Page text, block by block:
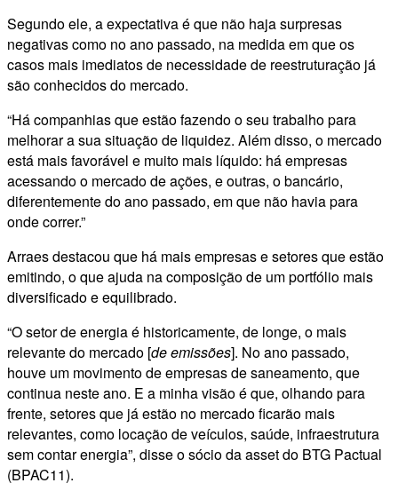
Segundo ele, a expectativa é que não haja surpresas
negativas como no ano passado, na medida em que os
casos mais imediatos de necessidade de reestruturação já
são conhecidos do mercado.
“Há companhias que estão fazendo o seu trabalho para
melhorar a sua situação de liquidez. Além disso, o mercado
está mais favorável e muito mais líquido: há empresas
acessando o mercado de ações, e outras, o bancário,
diferentemente do ano passado, em que não havia para
onde correr.”
Arraes destacou que há mais empresas e setores que estão
emitindo, o que ajuda na composição de um portfólio mais
diversificado e equilibrado.
“O setor de energia é historicamente, de longe, o mais
relevante do mercado [de emissões]. No ano passado,
houve um movimento de empresas de saneamento, que
continua neste ano. E a minha visão é que, olhando para
frente, setores que já estão no mercado ficarão mais
relevantes, como locação de veículos, saúde, infraestrutura
sem contar energia”, disse o sócio da asset do BTG Pactual
(BPAC11).